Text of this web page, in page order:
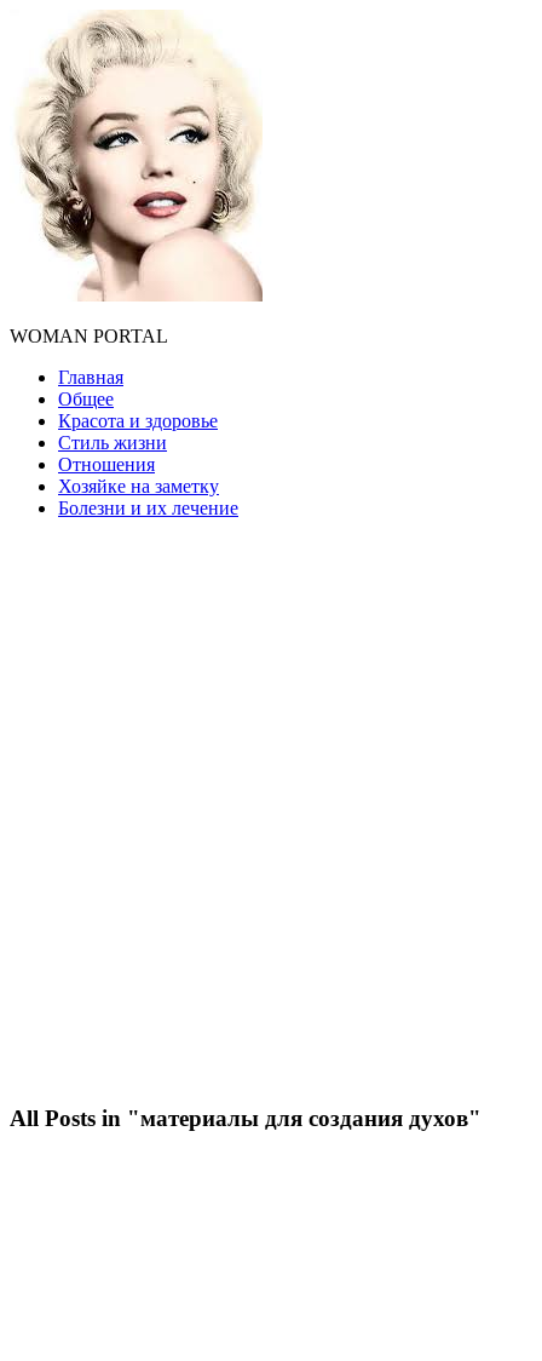
WOMAN PORTAL
Главная
Общее
Красота и здоровье
Стиль жизни
Отношения
Хозяйке на заметку
Болезни и их лечение
All Posts in "материалы для создания духов"